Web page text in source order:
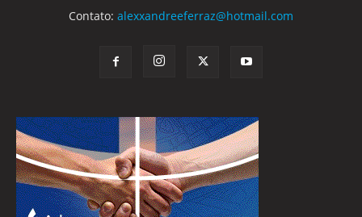
Contato: alexxandreeferraz@hotmail.com